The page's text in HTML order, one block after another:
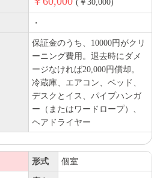
(￥30,000)
・
保証金のうち、10000円がクリ
ーニング費用。退去時にダメ
ージなければ20,000円償却。
冷蔵庫、エアコン、ベッド、
デスクとイス、パイプハンガ
ー（またはワードロープ）、
ヘアドライヤー
形式 個室